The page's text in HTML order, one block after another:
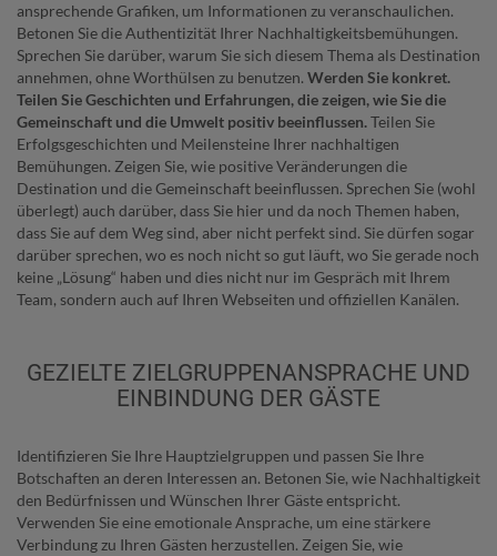
ansprechende Grafiken, um Informationen zu veranschaulichen.
Betonen Sie die Authentizität Ihrer Nachhaltigkeitsbemühungen.
Sprechen Sie darüber, warum Sie sich diesem Thema als Destination
annehmen, ohne Worthülsen zu benutzen. Werden Sie konkret.
Teilen Sie Geschichten und Erfahrungen, die zeigen, wie Sie die
Gemeinschaft und die Umwelt positiv beeinflussen.Teilen Sie
Erfolgsgeschichten und Meilensteine Ihrer nachhaltigen
Bemühungen. Zeigen Sie, wie positive Veränderungen die
Destination und die Gemeinschaft beeinflussen. Sprechen Sie (wohl
überlegt) auch darüber, dass Sie hier und da noch Themen haben,
dass Sie auf dem Weg sind, aber nicht perfekt sind. Sie dürfen sogar
darüber sprechen, wo es noch nicht so gut läuft, wo Sie gerade noch
keine „Lösung“ haben und dies nicht nur im Gespräch mit Ihrem
Team, sondern auch auf Ihren Webseiten und offiziellen Kanälen.
GEZIELTE ZIELGRUPPENANSPRACHE UND
EINBINDUNG DER GÄSTE
Identifizieren Sie Ihre Hauptzielgruppen und passen Sie Ihre
Botschaften an deren Interessen an. Betonen Sie, wie Nachhaltigkeit
den Bedürfnissen und Wünschen Ihrer Gäste entspricht.
Verwenden Sie eine emotionale Ansprache, um eine stärkere
Verbindung zu Ihren Gästen herzustellen. Zeigen Sie, wie